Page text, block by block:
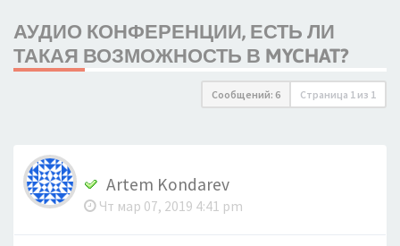
АУДИО КОНФЕРЕНЦИИ, ЕСТЬ ЛИ
ТАКАЯ ВОЗМОЖНОСТЬ В MYCHAT?
Сообщений: 6 Страница 1 из 1
Artem Kondarev
Чт мар 07, 2019 4:41 pm